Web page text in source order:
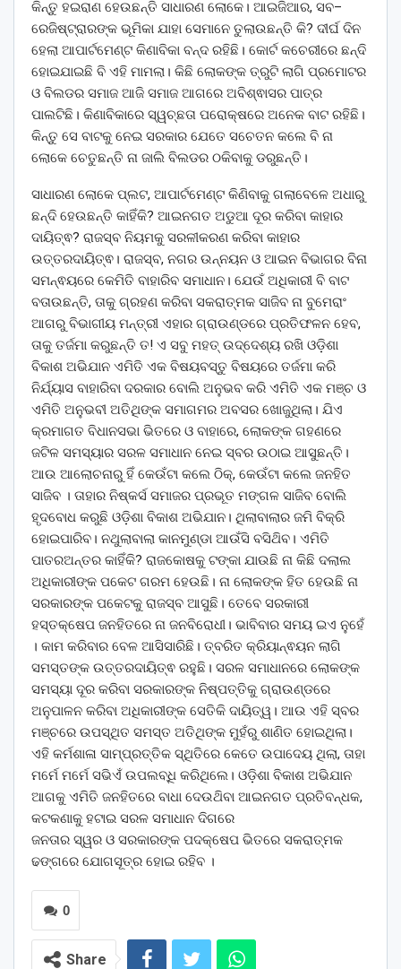
କିନ୍ତୁ ହଇରାଣ ହେଉଛନ୍ତି ସାଧାରଣ ଲୋକେ। ଆଇଜିଆର, ସବ–
ରେଜିଷ୍ଟ୍ରାରଙ୍କ ଭୂମିକା ଯାହା ସେମାନେ ତୁଲାଉଛନ୍ତି କି? ଦୀର୍ଘ ଦିନ
ହେଲା ଆପାର୍ଟମେଣ୍ଟ କିଣାବିକା ବନ୍ଦ ରହିଛି। କୋର୍ଟ କଚେରୀରେ ଛନ୍ଦି
ହୋଇଯାଇଛି ବି ଏହି ମାମଲା। କିଛି ଲୋକଙ୍କ ତ୍ରୁଟି ଲାଗି ପ୍ରମୋଟର
ଓ ବିଲଡର ସମାଜ ଆଜି ସମାଜ ଆଗରେ ଅବିଶ୍ଵାସର ପାତ୍ର
ପାଲଟିଛି। କିଣାବିକାରେ ସ୍ୱଚ୍ଛତା ପରୋକ୍ଷରେ ଅନେକ ବାଟ ରହିଛି।
କିନ୍ତୁ ସେ ବାଟକୁ ନେଇ ସରକାର ଯେତେ ସଚେତନ କଲେ ବି ନା
ଲୋକେ ଚେତୁଛନ୍ତି ନା ଜାଲି ବିଲଡର ଠକିବାକୁ ଡରୁଛନ୍ତି।
ସାଧାରଣ ଲୋକେ ପ୍ଲଟ, ଆପାର୍ଟମେଣ୍ଟ କିଣିବାକୁ ଗଲାବେଳେ ଅଧାରୁ
ଛନ୍ଦି ହେଉଛନ୍ତି କାହିଁକି? ଆଇନଗତ ଅଡୁଆ ଦୂର କରିବା କାହାର
ଦାୟିତ୍ଵ? ରାଜସ୍ବ ନିୟମକୁ ସରଳୀକରଣ କରିବା କାହାର
ଉତ୍ତରଦାୟିତ୍ଵ। ରାଜସ୍ବ, ନଗର ଉନ୍ନୟନ ଓ ଆଇନ ବିଭାଗର ବିନା
ସମନ୍ଵୟରେ କେମିତି ବାହାରିବ ସମାଧାନ। ଯେଉଁ ଅଧିକାରୀ ବି ବାଟ
ବତାଉଛନ୍ତି, ତାକୁ ଗ୍ରହଣ କରିବା ସକରାତ୍ମକ ସାଜିବ ନା ବୁମେରାଂ
ଆଗରୁ ବିଭାଗୀୟ ମନ୍ତ୍ରୀ ଏହାର ଗ୍ରାଉଣ୍ଡରେ ପ୍ରତିଫଳନ ହେବ,
ତାକୁ ତର୍ଜମା କରୁଛନ୍ତି ତ! ଏ ସବୁ ମହତ୍ ଉଦ୍ଦେଶ୍ୟ ରଖି ଓଡ଼ିଶା
ବିକାଶ ଅଭିଯାନ ଏମିତି ଏକ ବିଷୟବସ୍ତୁ ବିଷୟରେ ତର୍ଜମା କରି
ନିର୍ଯ୍ୟାସ ବାହାରିବା ଦରକାର ବୋଲି ଅନୁଭବ କରି ଏମିତି ଏକ ମଞ୍ଚ ଓ
ଏମିତି ଅନୁଭବୀ ଅତିଥିଙ୍କ ସମାଗମର ଅବସର ଖୋଜୁଥିଲା। ଯିଏ
କ୍ରମାଗତ ବିଧାନସଭା ଭିତରେ ଓ ବାହାରେ, ଲୋକଙ୍କ ଗହଣରେ
ଜଟିଳ ସମସ୍ୟାର ସରଳ ସମାଧାନ ନେଇ ସ୍ବର ଉଠାଇ ଆସୁଛନ୍ତି।
ଆଉ ଆଲୋଚନାରୁ ହିଁ କେଉଁଟା କଲେ ଠିକ୍, କେଉଁଟା କଲେ ଜନହିତ
ସାଜିବ । ତାହାର ନିଷ୍କର୍ସ ସମାଜର ପ୍ରଭୂତ ମଙ୍ଗଳ ସାଜିବ ବୋଲି
ହୃଦବୋଧ କରୁଛି ଓଡ଼ିଶା ବିକାଶ ଅଭିଯାନ। ଥିଲାବାଲାର ଜମି ବିକ୍ରି
ହୋଇପାରିବ। ନଥୁଲାବାଲା କାନମୁଣ୍ଡା ଆଉଁସି ବସିଥ‌ିବ। ଏମିତି
ପାତରଅନ୍ତର କାହିଁକି? ରାଜକୋଷକୁ ଟଙ୍କା ଯାଉଛି ନା କିଛି ଦଲାଲ
ଅଧିକାରୀଙ୍କ ପକେଟ ଗରମ ହେଉଛି। ନା ଲୋକଙ୍କ ହିତ ହେଉଛି ନା
ସରକାରଙ୍କ ପକେଟକୁ ରାଜସ୍ବ ଆସୁଛି। ତେବେ ସରକାରୀ
ହସ୍ତକ୍ଷେପ ଜନହିତରେ ନା ଜନବିରୋଧୀ। ଭାବିବାର ସମୟ ଇଏ ନୁହେଁ
। କାମ କରିବାର ବେଳ ଆସିସାରିଛି। ତ୍ବରିତ କ୍ରିୟାନ୍ଵୟନ ଲାଗି
ସମସ୍ତଙ୍କ ଉତ୍ତରଦାୟିତ୍ଵ ରହୁଛି। ସରଳ ସମାଧାନରେ ଲୋକଙ୍କ
ସମସ୍ୟା ଦୂର କରିବା ସରକାରଙ୍କ ନିଷ୍ପତ୍ତିକୁ ଗ୍ରାଉଣ୍ଡରେ
ଅନୁପାଳନ କରିବା ଅଧିକାରୀଙ୍କ ସେତିକି ଦାୟିତ୍ୱ। ଆଉ ଏହି ସ୍ବର
ମଞ୍ଚରେ ଉପସ୍ଥିତ ସମସ୍ତ ଅତିଥିଙ୍କ ମୁହଁରୁ ଶାଣିତ ହୋଇଥିଲା।
ଏହି କର୍ମଶାଳା ସାମ୍ପ୍ରତ୍ତିକ ସ୍ଥିତିରେ କେତେ ଉପାଦେୟ ଥିଲା, ତାହା
ମର୍ମେ ମର୍ମେ ସଭିଏଁ ଉପଲବ୍ଧି କରିଥିଲେ। ଓଡ଼ିଶା ବିକାଶ ଅଭିଯାନ
ଆଗକୁ ଏମିତି ଜନହିତରେ ବାଧା ଦେଉଥ‌ିବା ଆଇନଗତ ପ୍ରତିବନ୍ଧକ,
କଟକଣାକୁ ହଟାଇ ସରଳ ସମାଧାନ ଦିଗରେ
ଜନତାର ସ୍ୱର ଓ ସରକାରଙ୍କ ପଦକ୍ଷେପ ଭିତରେ ସକରାତ୍ମକ
ଢଙ୍ଗରେ ଯୋଗସୂତ୍ର ହୋଇ ରହିବ ।
0
Share